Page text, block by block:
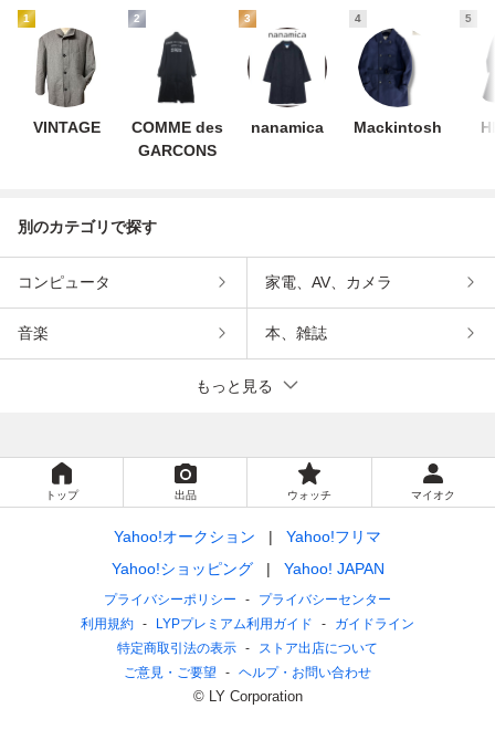
1
VINTAGE
2
COMME des
GARCONS
3
nanamica
4
Mackintosh
5
別のカテゴリで探す
コンピュータ 家電、AV、カメラ
音楽 本、雑誌
もっと見る
トップ 出品 ウォッチ マイオク
Yahoo!オークション
Yahoo!フリマ
Yahoo!ショッピング
Yahoo! JAPAN
プライバシーポリシー
プライバシーセンター
利用規約
LYPプレミアム利用ガイド
ガイドライン
特定商取引法の表示
ストア出店について
ご意見・ご要望
ヘルプ・お問い合わせ
© LY Corporation